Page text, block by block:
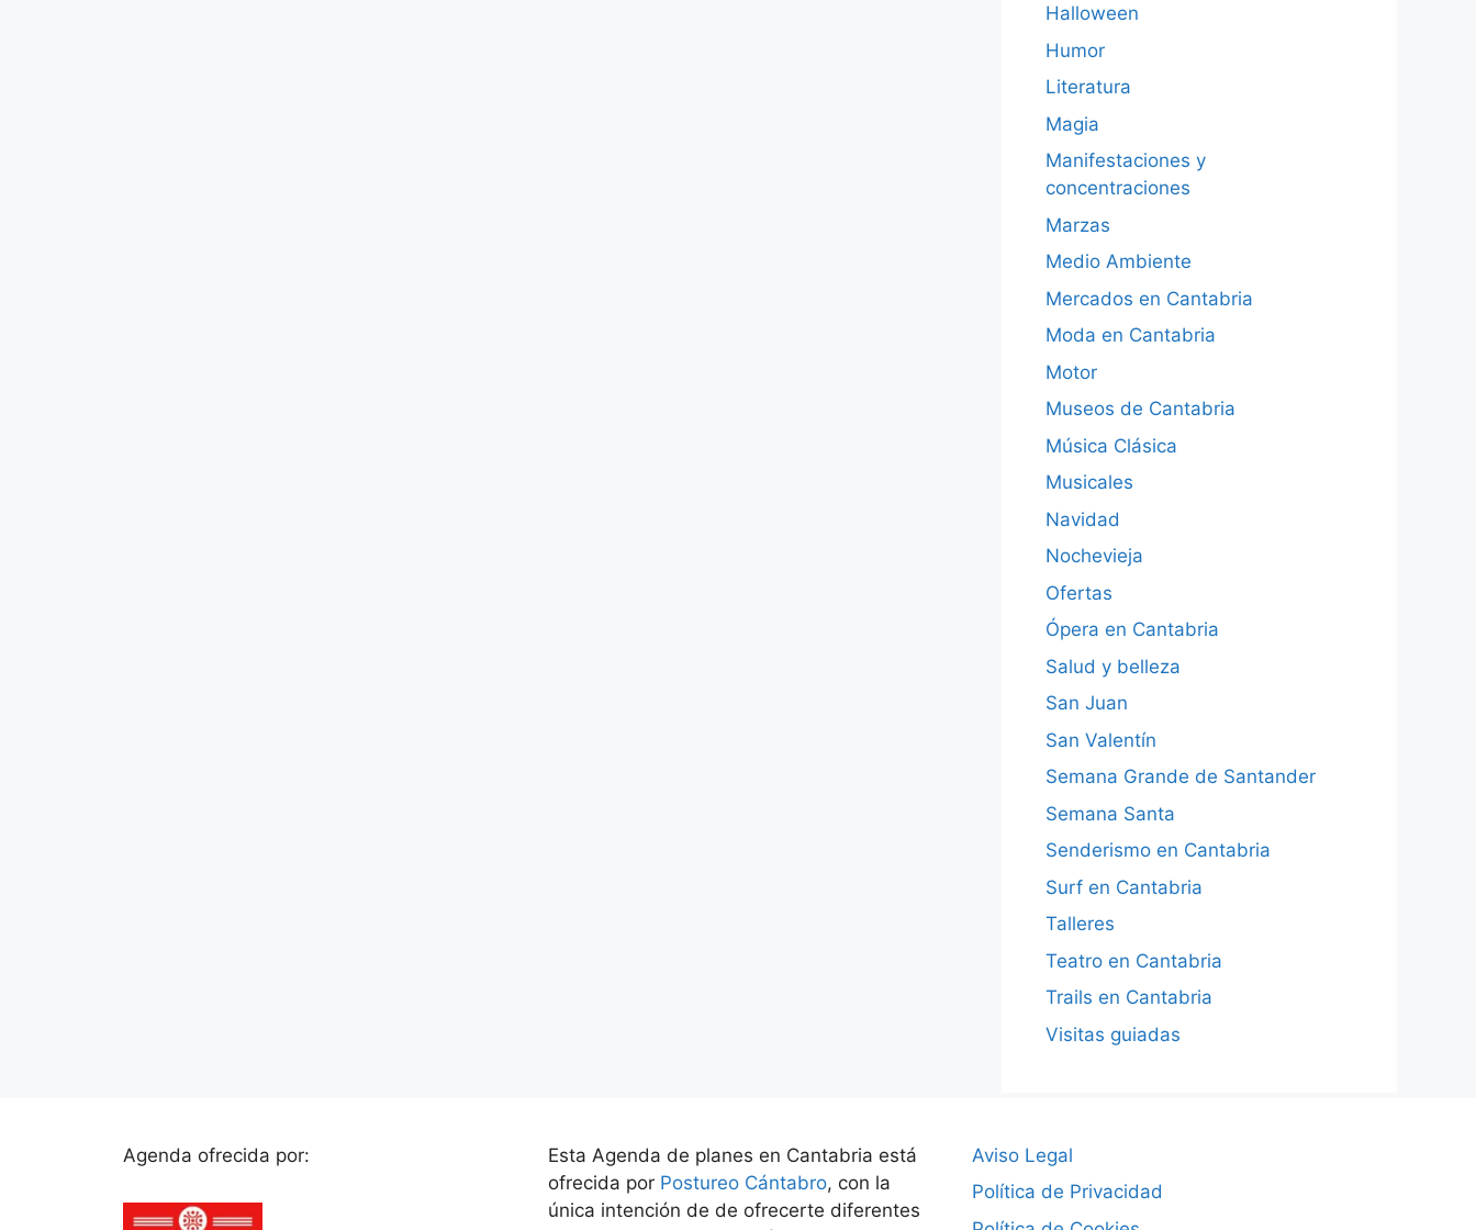
Halloween
Humor
Literatura
Magia
Manifestaciones y
concentraciones
Marzas
Medio Ambiente
Mercados en Cantabria
Moda en Cantabria
Motor
Museos de Cantabria
Música Clásica
Musicales
Navidad
Nochevieja
Ofertas
Ópera en Cantabria
Salud y belleza
San Juan
San Valentín
Semana Grande de Santander
Semana Santa
Senderismo en Cantabria
Surf en Cantabria
Talleres
Teatro en Cantabria
Trails en Cantabria
Visitas guiadas
Agenda ofrecida por:
Esta Agenda de planes en Cantabria está
ofrecida por Postureo Cántabro, con la
única intención de de ofrecerte diferentes
Aviso Legal
Política de Privacidad